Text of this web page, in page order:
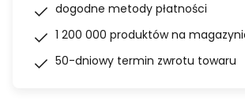
dogodne metody płatności
1 200 000 produktów na
50-dniowy termin zwrotu towaru